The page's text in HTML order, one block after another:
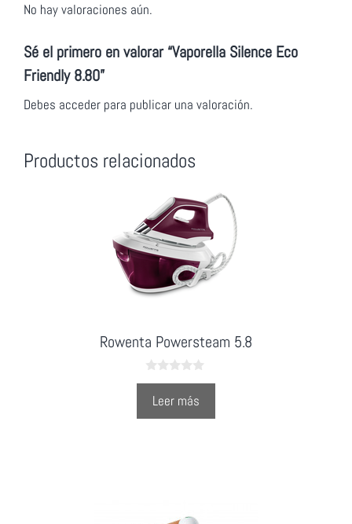
No hay valoraciones aún.
Sé el primero en valorar “Vaporella Silence Eco
Friendly 8.80”
Debes acceder para publicar una valoración.
Productos relacionados
Rowenta Powersteam 5.8
0
Leer más